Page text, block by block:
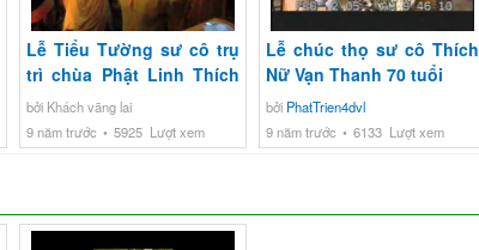
Lễ Tiểu Tường sư cô trụ
trì chùa Phật Linh Thích
Nữ Vạn Thanh phần 1
bởi Khách vãng lai
9 năm trước
5925 Lượt xem
Lễ chúc thọ sư cô Thích
Nữ Vạn Thanh 70 tuổi
bởi PhatTrien4dvl
9 năm trước
6133 Lượt xem